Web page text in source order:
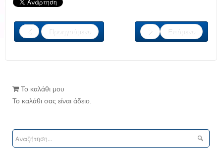
Προηγούμενο Επόμενο
Το καλάθι μου
Το καλάθι σας είναι άδειο.